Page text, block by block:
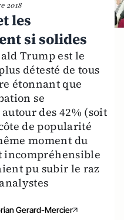
2018
les
si solides
Trump est le
détesté de tous
étonnant que
se
des 42% (soit
de popularité
moment du
incompréhensible
pu subir le raz
Gerard-Mercier